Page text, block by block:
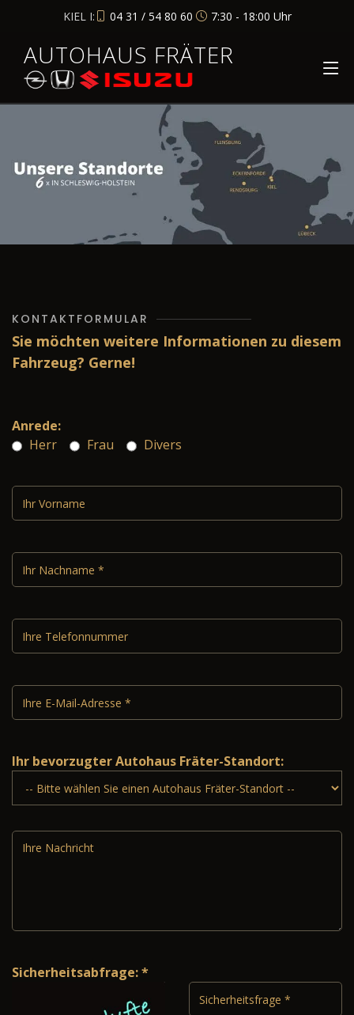
KIEL I: 04 31 / 54 80 60 7:30 - 18:00 Uhr
AUTOHAUS FRÄTER
KONTAKTFORMULAR
Sie möchten weitere Informationen zu diesem
Fahrzeug? Gerne!
Anrede:
Herr
Frau Divers
Ihr bevorzugter Autohaus Fräter-Standort:
Sicherheitsabfrage: *